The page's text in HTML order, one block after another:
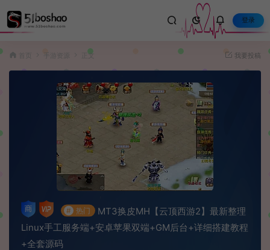
登录
手游资源 正文 我要投稿
# 热门
MT3换皮MH【云顶西游2】最新整理
Linux手工服务端+安卓苹果双端+GM后台+详细搭建教程
+全套源码